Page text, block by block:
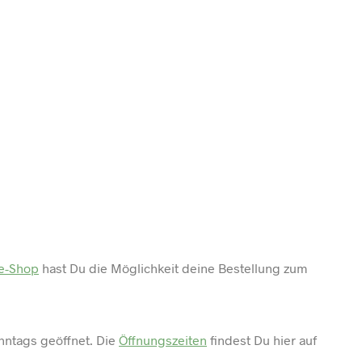
Shop hast Du die Möglichkeit deine Bestellung zum
geöffnet. Die Öffnungszeiten findest Du hier auf